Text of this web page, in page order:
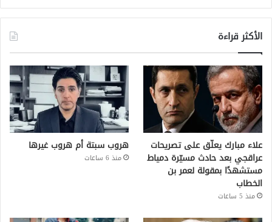
الأكثر قراءة
علاء مبارك يعلّق على تصريحات
عراقجي بعد حادث مسيّرة دمياط
مستشهدًا بمقولة لعمر بن
الخطاب
منذ 5 ساعات
هروب سبتة أم هروب غيرها
منذ 6 ساعات